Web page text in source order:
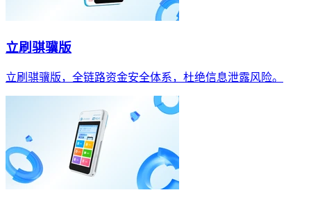
立刷骐骥版
立刷骐骥版，全链路资金安全体系，杜绝信息泄露风险。